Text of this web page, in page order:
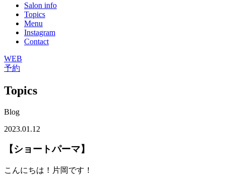
Salon info
Topics
Menu
Instagram
Contact
WEB
予約
Topics
Blog
2023.01.12
【ショートパーマ】
こんにちは！片岡です！